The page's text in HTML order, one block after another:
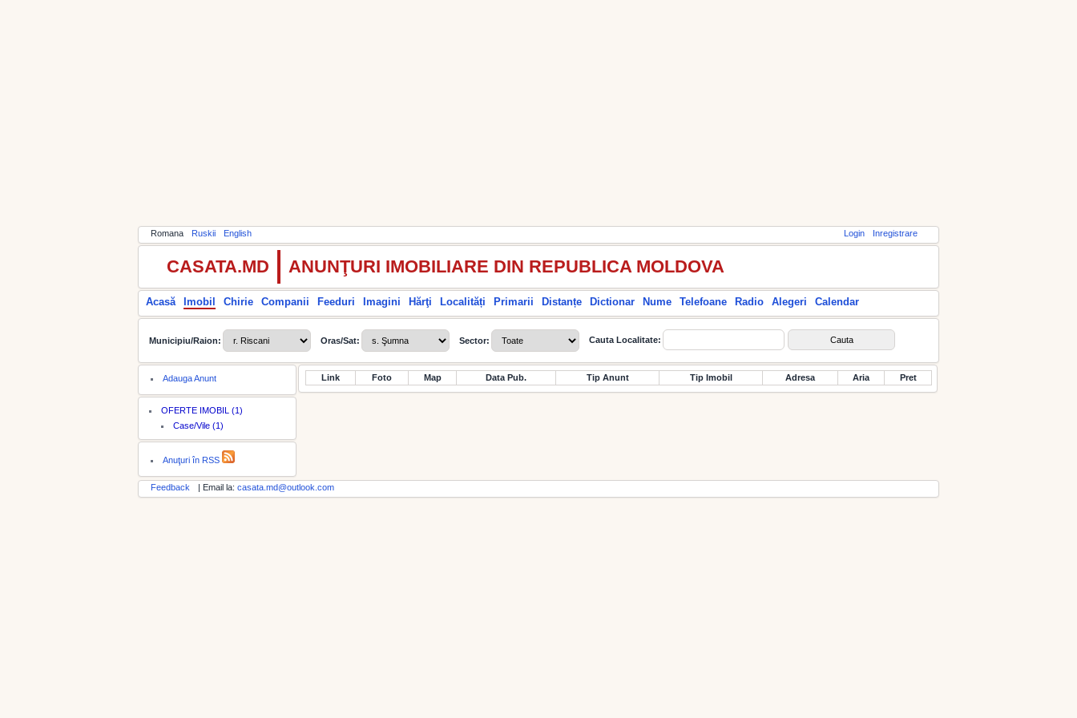
Romana Ruskii English Login Inregistrare
CASATA.MD ANUNŢURI IMOBILIARE DIN REPUBLICA MOLDOVA
Acasă Imobil Chirie Companii Feeduri Imagini Hărţi Localități Primarii Distanțe Dictionar Nume Telefoane Radio Alegeri Calendar
Municipiu/Raion: Oras/Sat: Sector: Cauta Localitate:
Adauga Anunt
OFERTE IMOBIL (1)
Case/Vile (1)
Anuţuri în RSS
Link Foto Map Data Pub. Tip Anunt Tip Imobil Adresa Aria Pret
Feedback | Email la: casata.md@outlook.com